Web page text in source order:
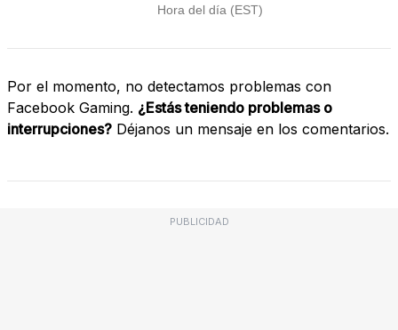
Por el momento, no detectamos problemas con
Facebook Gaming. ¿Estás teniendo problemas o
interrupciones? Déjanos un mensaje en los comentarios.
PUBLICIDAD